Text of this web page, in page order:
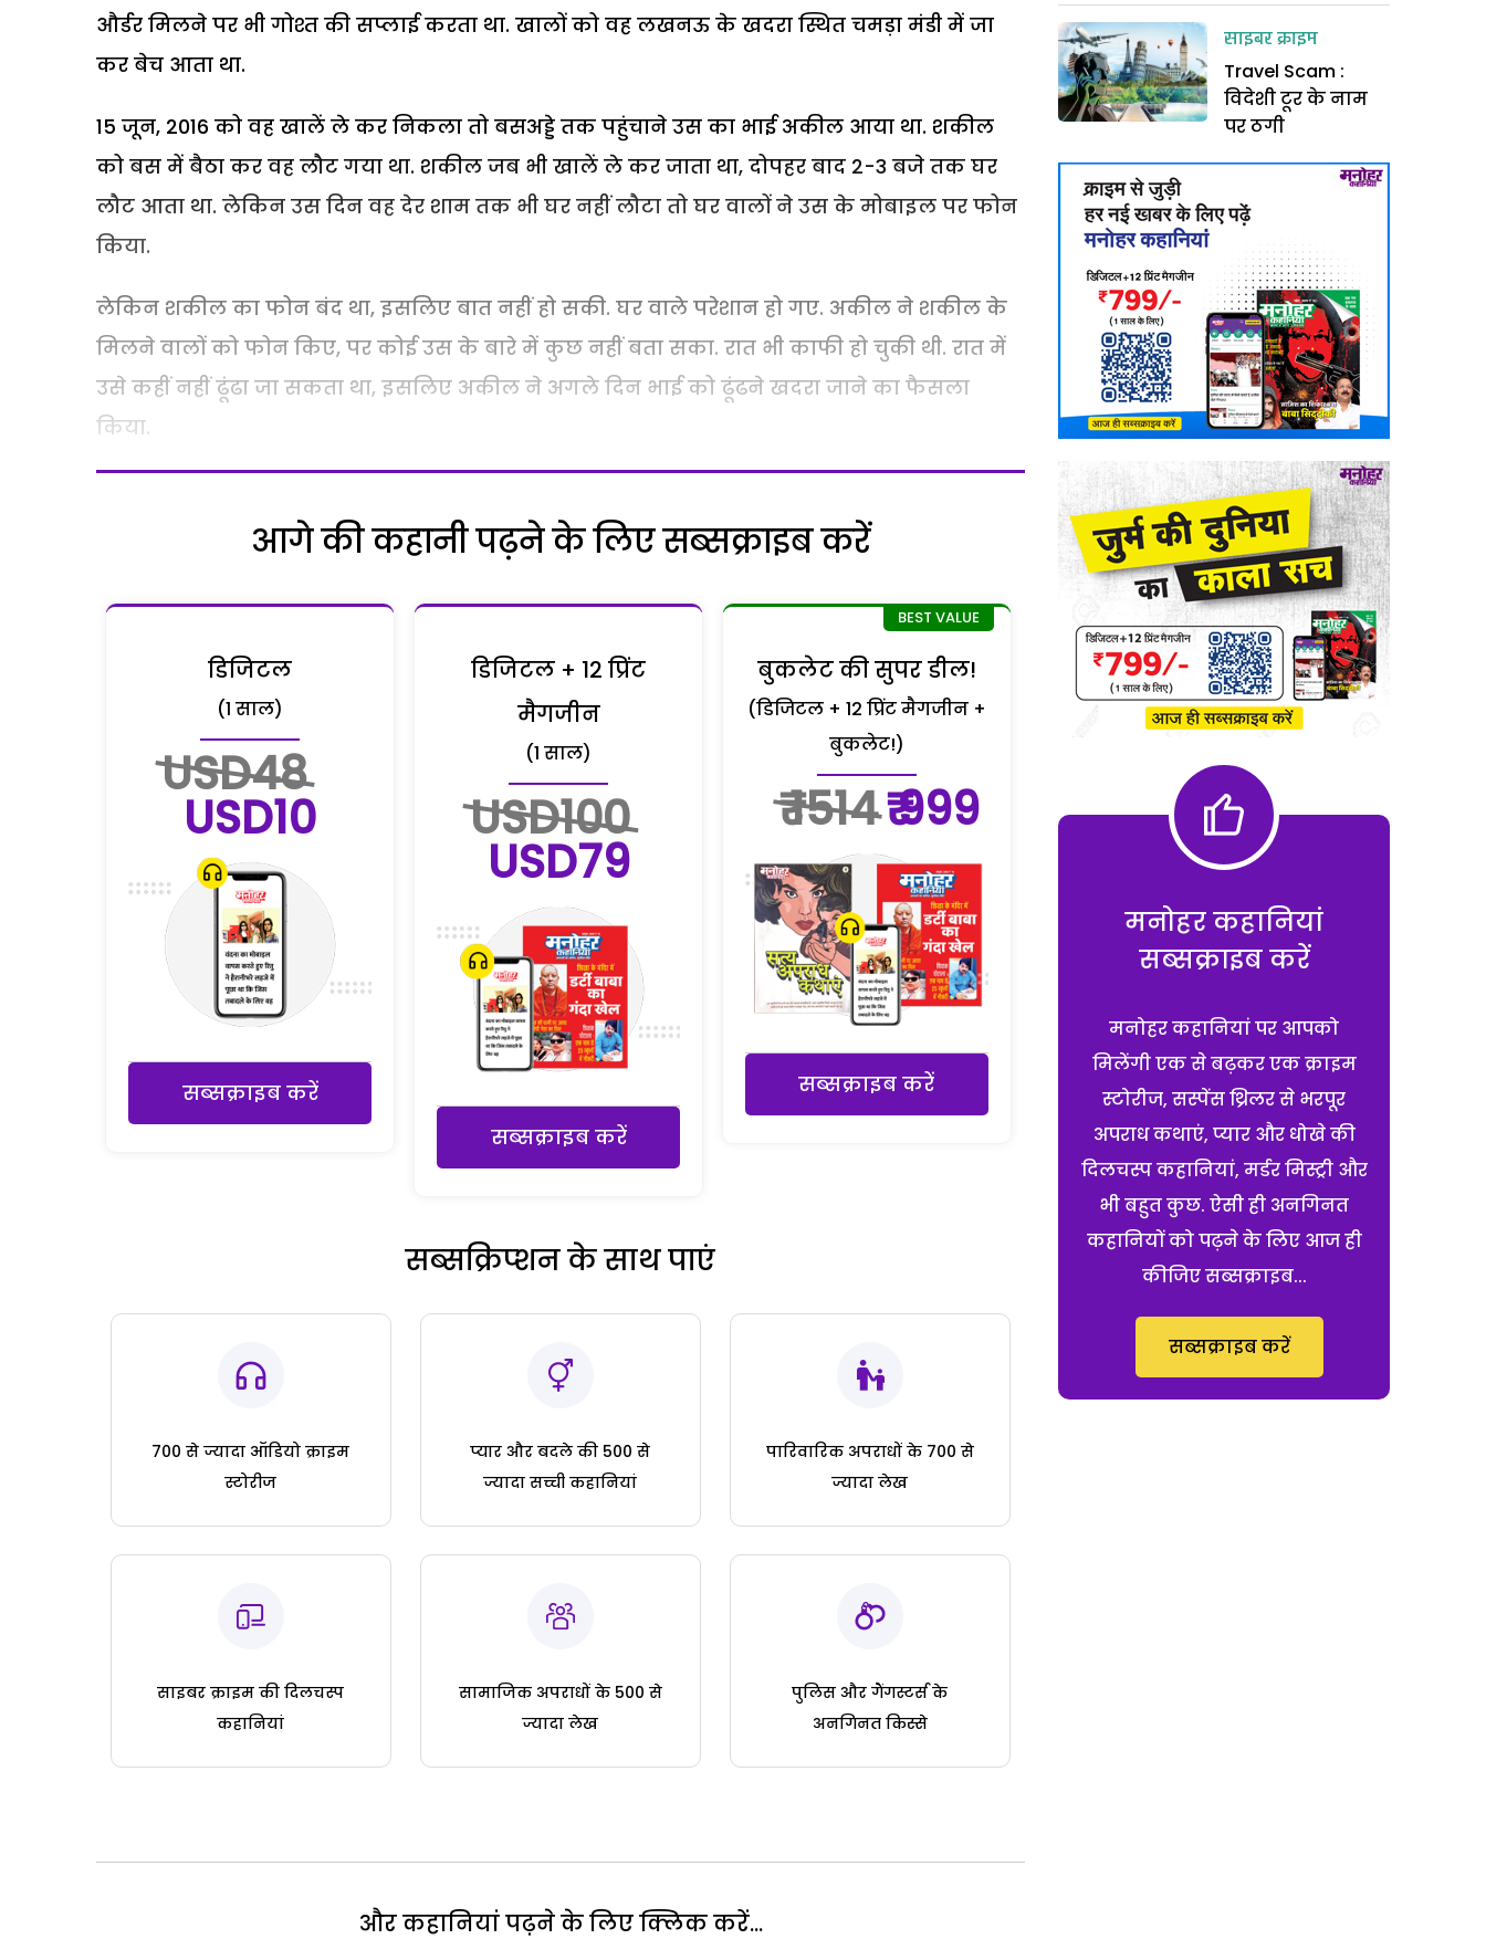
और्डर मिलने पर भी गोश्त की सप्लाई करता था. खालों को वह लखनऊ के खदरा स्थित चमड़ा मंडी में जा
कर बेच आता था.
15 जून, 2016 को वह खालें ले कर निकला तो बसअड्डे तक पहुंचाने उस का भाई अकील आया था. शकील
को बस में बैठा कर वह लौट गया था. शकील जब भी खालें ले कर जाता था, दोपहर बाद 2-3 बजे तक घर
लौट आता था. लेकिन उस दिन वह देर शाम तक भी घर नहीं लौटा तो घर वालों ने उस के मोबाइल पर फोन
किया.
लेकिन शकील का फोन बंद था, इसलिए बात नहीं हो सकी. घर वाले परेशान हो गए. अकील ने शकील के
मिलने वालों को फोन किए, पर कोई उस के बारे में कुछ नहीं बता सका. रात भी काफी हो चुकी थी. रात में
उसे कहीं नहीं ढूंढा जा सकता था, इसलिए अकील ने अगले दिन भाई को ढूंढने खदरा जाने का फैसला
किया.
आगे की कहानी पढ़ने के लिए सब्सक्राइब करें
डिजिटल
(1 साल)
USD48
USD10
सब्सक्राइब करें
डिजिटल + 12 प्रिंट
मैगजीन
(1 साल)
USD100
USD79
सब्सक्राइब करें
बुकलेट की सुपर डील!
(डिजिटल + 12 प्रिंट मैगजीन +
बुकलेट!)
₹ 1514₹ 999
सब्सक्राइब करें
सब्सक्रिप्शन के साथ पाएं
700 से ज्यादा ऑडियो क्राइम
स्टोरीज
प्यार और बदले की 500 से
ज्यादा सच्ची कहानियां
पारिवारिक अपराधों के 700 से
ज्यादा लेख
साइबर क्राइम की दिलचस्प
कहानियां
सामाजिक अपराधों के 500 से
ज्यादा लेख
पुलिस और गैंगस्टर्स के
अनगिनत किस्से
और कहानियां पढ़ने के लिए क्लिक करें...
साइबर क्राइम
Travel Scam :
विदेशी टूर के नाम
पर ठगी
मनोहर कहानियां
सब्सक्राइब करें
मनोहर कहानियां पर आपको
मिलेंगी एक से बढ़कर एक क्राइम
स्टोरीज, सस्पेंस थ्रिलर से भरपूर
अपराध कथाएं, प्यार और धोखे की
दिलचस्प कहानियां, मर्डर मिस्ट्री और
भी बहुत कुछ. ऐसी ही अनगिनत
कहानियों को पढ़ने के लिए आज ही
कीजिए सब्सक्राइब...
सब्सक्राइब करें